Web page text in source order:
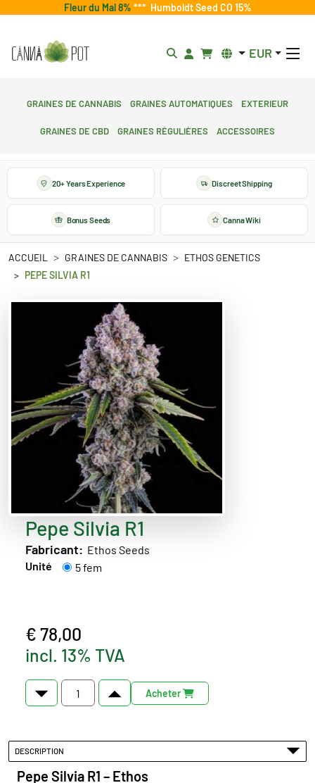
Fleur du Mal 8% *** Humboldt Seed CO 15%
EUR
Graines de cannabis Graines automatiques
Exterieur
Graines de CBD Graines régulières Accessoires
20+ Years Experience Discreet Shipping
Bonus Seeds Canna Wiki
ACCUEIL GRAINES DE CANNABIS
ETHOS GENETICS
PEPE SILVIA R1
Pepe Silvia R1
Fabricant: Ethos Seeds
Unité
5 fem
€ 78,00
incl. 13% TVA
Acheter
DESCRIPTION
Pepe Silvia R1 – Ethos